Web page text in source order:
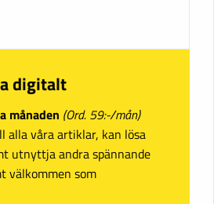
digitalt
månaden (Ord. 59:-/mån)
alla våra artiklar, kan lösa
utnyttja andra spännande
välkommen som